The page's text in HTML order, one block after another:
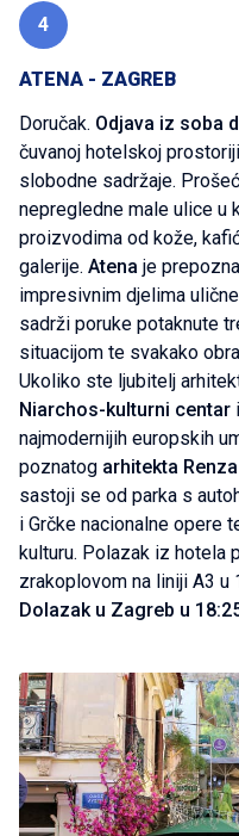
4
ATENA - ZAGREB
Doručak. Odjava iz soba
čuvanoj hotelskoj
slobodne sadržaje.
nepregledne male ulice u
proizvodima od kože,
galerije. Atena je
impresivnim djelima
sadrži poruke potaknute
situacijom te svakako
Ukoliko ste ljubitelj
Niarchos-kulturni centar
najmodernijih europskih
poznatog arhitekta
sastoji se od parka s
i Grčke nacionalne opere
kulturu. Polazak iz hotela
zrakoplovom na liniji A3 u
Dolazak u Zagreb u